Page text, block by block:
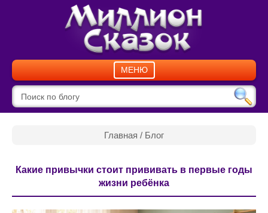
МЕНЮ
Главная / Блог
Какие привычки стоит прививать в первые годы
жизни ребёнка